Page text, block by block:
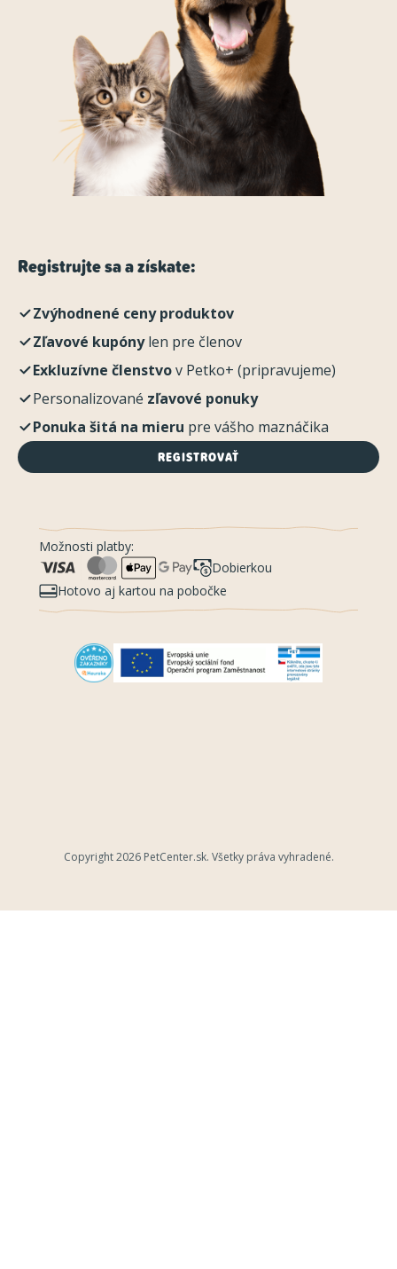
Registrujte sa a získate:
Zvýhodnené ceny produktov
Zľavové kupónylen pre členov
Exkluzívne členstvov Petko+ (pripravujeme)
Personalizované zľavové ponuky
Ponuka šitá na mieru pre vášho maznáčika
REGISTROVAŤ
Možnosti platby:
Dobierkou
Hotovo aj kartou na pobočke
Copyright 2026 PetCenter.sk. Všetky práva vyhradené.